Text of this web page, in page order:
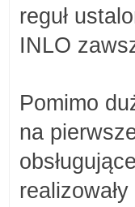
reguł
INLO
Pomimo
na